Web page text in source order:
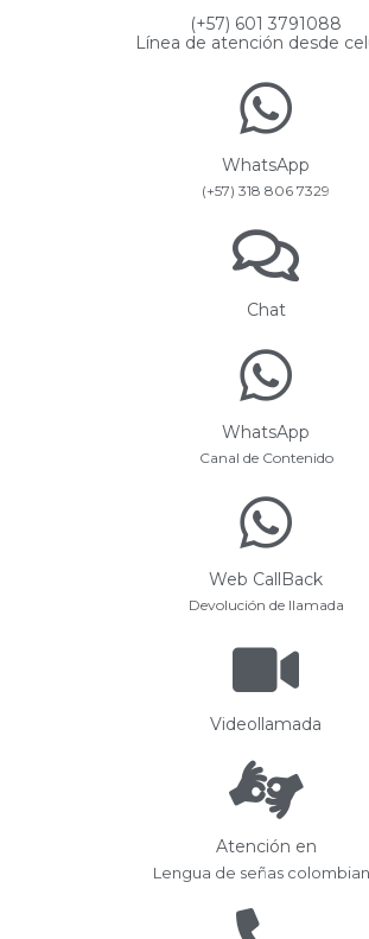
(+57) 601 3791088
Línea de atención desde
WhatsApp
(+57) 318 806 7329
Chat
WhatsApp
Canal de Contenido
Web CallBack
Devolución de llamada
Videollamada
Atención en
Lengua de señas